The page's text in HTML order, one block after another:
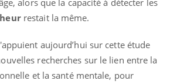
alors que la capacité à détecter les
restait la même.
aujourd’hui sur cette étude
recherches sur le lien entre la
et la santé mentale, pour